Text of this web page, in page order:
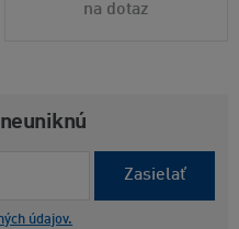
na dotaz
Zasielať
údajov.